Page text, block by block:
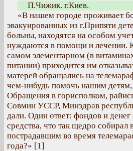
П.Чижик. г.Киев.
«В нашем городе проживает
эвакуированных из г.Припяти
больны, находятся на особом
нуждаются в помощи и лечении.
самом элементарном (в
питании) приходится им
матерей обращались на
чем-нибудь помочь нашим
Обращения в горисполком,
Совмин УССР, Минздрав
дали. Один ответ: фондов и денег
средства, что так щедро
пострадавшим во время
года?» [1]